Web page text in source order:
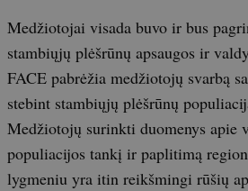
Medžiotojai visada buvo ir bus
stambiųjų plėšrūnų apsaugos ir
FACE pabrėžia medžiotojų svarbą
stebint stambiųjų plėšrūnų
Medžiotojų surinkti duomenys apie
populiacijos tankį ir paplitimą
lygmeniu yra itin reikšmingi rūšių